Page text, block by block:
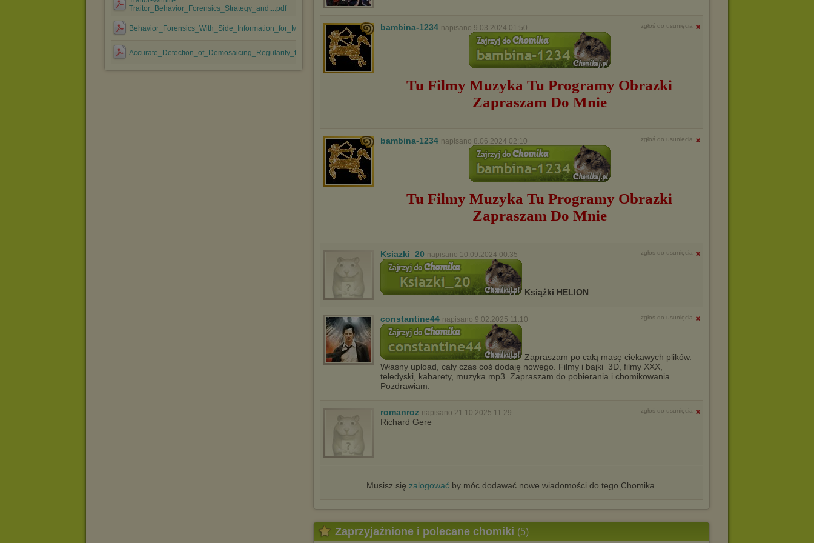
Traitor_Behavior_Forensics_Strategy_and....pdf
Behavior_Forensics_With_Side_Information_for_Multimedi....pdf
Accurate_Detection_of_Demosaicing_Regularity_for_Digit....pdf
bambina-1234 napisano 9.03.2024 01:50 zgłoś do usunięcia
Tu Filmy Muzyka Tu Programy Obrazki
Zapraszam Do Mnie
bambina-1234 napisano 8.06.2024 02:10 zgłoś do usunięcia
Tu Filmy Muzyka Tu Programy Obrazki
Zapraszam Do Mnie
Ksiazki_20 napisano 10.09.2024 00:35 zgłoś do usunięcia
Książki HELION
constantine44 napisano 9.02.2025 11:10 zgłoś do usunięcia
Zapraszam po całą masę ciekawych plików.
Własny upload, cały czas coś dodaję nowego. Filmy i bajki_3D, filmy XXX,
teledyski, kabarety, muzyka mp3. Zapraszam do pobierania i chomikowania.
Pozdrawiam.
romanroz napisano 21.10.2025 11:29 zgłoś do usunięcia
Richard Gere
Musisz się zalogowaćby móc dodawać nowe wiadomości do tego Chomika.
Zaprzyjaźnione i polecane chomiki (5)